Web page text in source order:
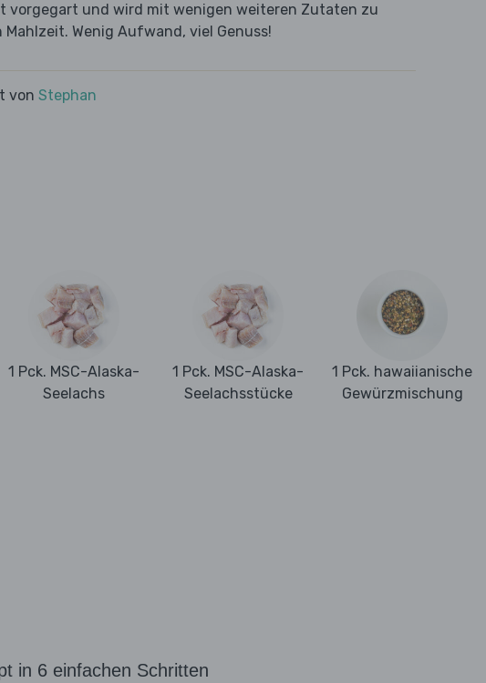
vorgegart und wird mit wenigen weiteren Zutaten zu
Wenig Aufwand, viel Genuss!
von Stephan
1 Pck. MSC-Alaska-
Seelachs
1 Pck. MSC-Alaska-
Seelachsstücke
1 Pck. hawaiianische
Gewürzmischung
in 6 einfachen Schritten